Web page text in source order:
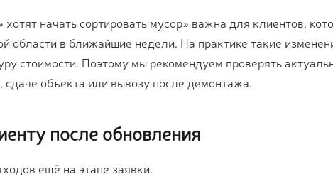
начать сортировать мусор» важна для клиентов,
области в ближайшие недели. На практике такие
стоимости. Поэтому мы рекомендуем проверять
объекта или вывозу после демонтажа.
после обновления
ещё на этапе заявки.